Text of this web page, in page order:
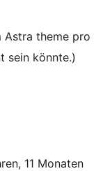
Astra theme pro
sein könnte.)
11 Monaten